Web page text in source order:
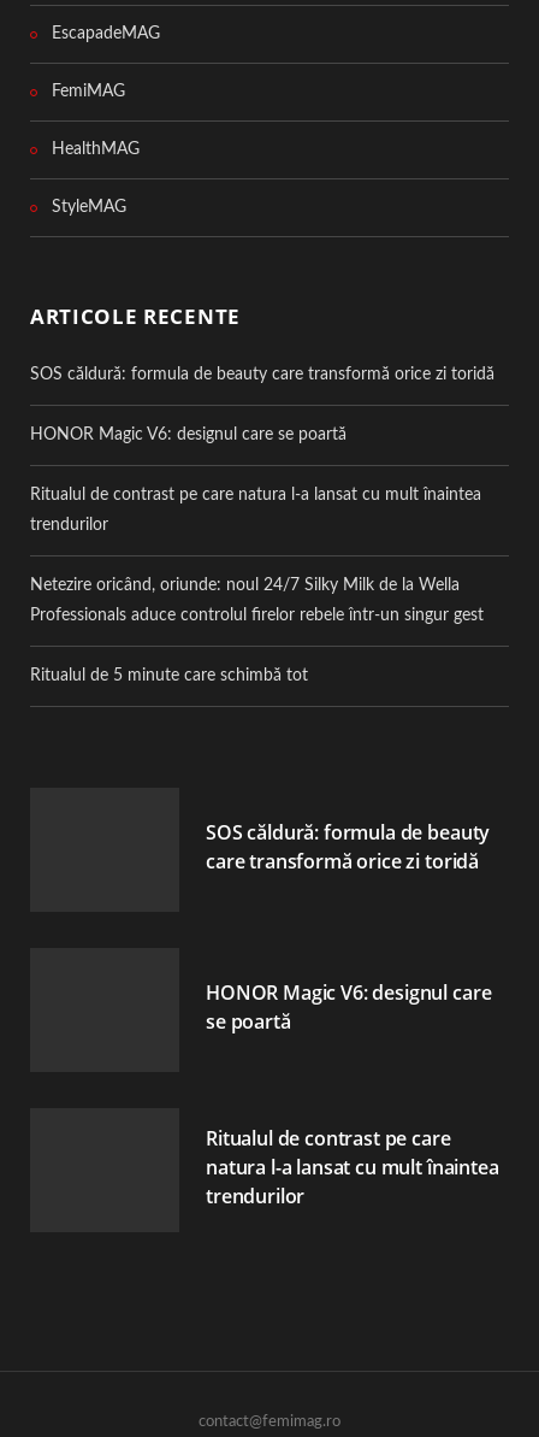
EscapadeMAG
FemiMAG
HealthMAG
StyleMAG
ARTICOLE RECENTE
SOS căldură: formula de beauty care transformă orice zi toridă
HONOR Magic V6: designul care se poartă
Ritualul de contrast pe care natura l-a lansat cu mult înaintea
trendurilor
Netezire oricând, oriunde: noul 24/7 Silky Milk de la Wella
Professionals aduce controlul firelor rebele într-un singur gest
Ritualul de 5 minute care schimbă tot
SOS căldură: formula de beauty
care transformă orice zi toridă
HONOR Magic V6: designul care
se poartă
Ritualul de contrast pe care
natura l-a lansat cu mult înaintea
trendurilor
contact@femimag.ro